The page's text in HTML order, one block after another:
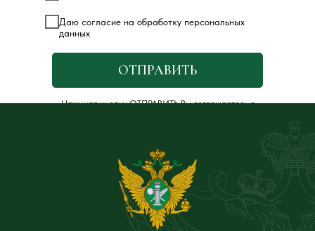
Даю согласие на обработку персональных
данных
ОТПРАВИТЬ
Нажимая кнопку ОТПРАВИТЬ Вы соглашаетесь с